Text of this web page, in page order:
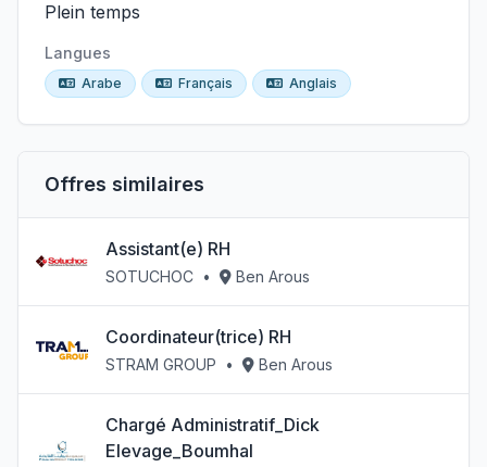
Plein temps
Langues
Arabe Français Anglais
Offres similaires
Assistant(e) RH
SOTUCHOC • Ben Arous
Coordinateur(trice) RH
STRAM GROUP • Ben Arous
Chargé Administratif_Dick
Elevage_Boumhal